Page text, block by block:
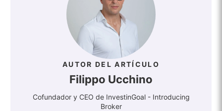
AUTOR DEL ARTÍCULO
Filippo Ucchino
Cofundador y CEO de InvestinGoal - Introducing
Broker